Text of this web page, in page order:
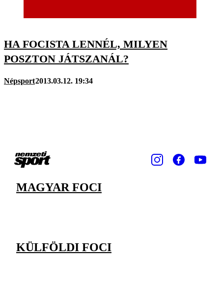
HA FOCISTA LENNÉL, MILYEN
POSZTON JÁTSZANÁL?
Népsport2013.03.12. 19:34
MAGYAR FOCI
KÜLFÖLDI FOCI